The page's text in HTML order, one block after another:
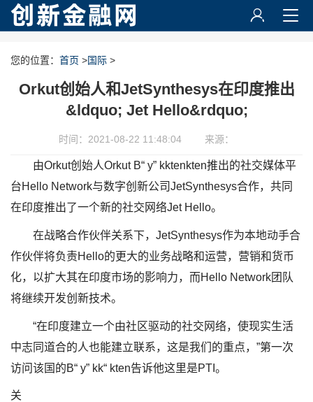
您的位置： 首页 >国际 >
Orkut创始人和JetSynthesys在印度推出
&ldquo; Jet Hello&rdquo;
时间：2021-08-22 11:48:04 来源：
由Orkut创始人Orkut B“ y” kktenkten推出的社交媒体平
台Hello Network与数字创新公司JetSynthesys合作，共同
在印度推出了一个新的社交网络Jet Hello。
在战略合作伙伴关系下，JetSynthesys作为本地动手合
作伙伴将负责Hello的更大的业务战略和运营，营销和货币
化，以扩大其在印度市场的影响力，而Hello Network团队
将继续开发创新技术。
“在印度建立一个由社区驱动的社交网络，使现实生活
中志同道合的人也能建立联系，这是我们的重点，”第一次
访问该国的B“ y” kk“ kten告诉他这里是PTI。
关